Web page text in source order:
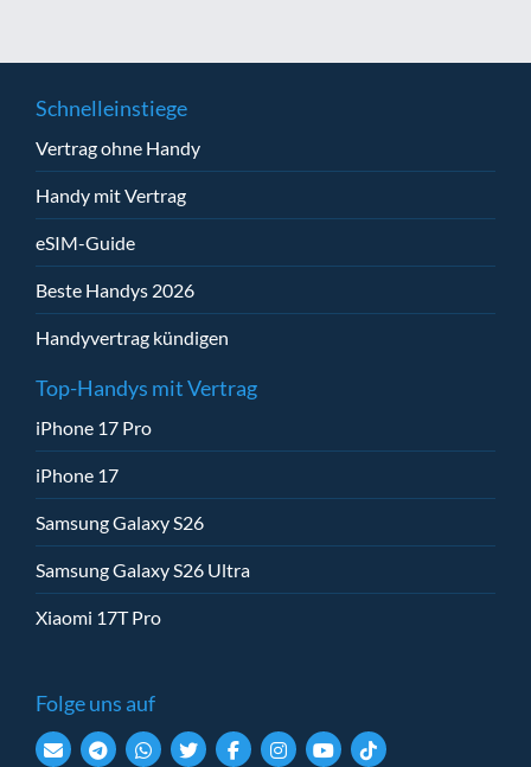
Schnelleinstiege
Vertrag ohne Handy
Handy mit Vertrag
eSIM-Guide
Beste Handys 2026
Handyvertrag kündigen
Top-Handys mit Vertrag
iPhone 17 Pro
iPhone 17
Samsung Galaxy S26
Samsung Galaxy S26 Ultra
Xiaomi 17T Pro
Folge uns auf